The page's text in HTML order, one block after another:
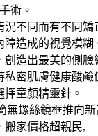
術。
況不同而有不同矯
造成的視覺模糊
造出最美的側臉
密肌膚健康酸鹼
童顏精靈針。
無螺絲鏡框推向新
搬家價格超親民,